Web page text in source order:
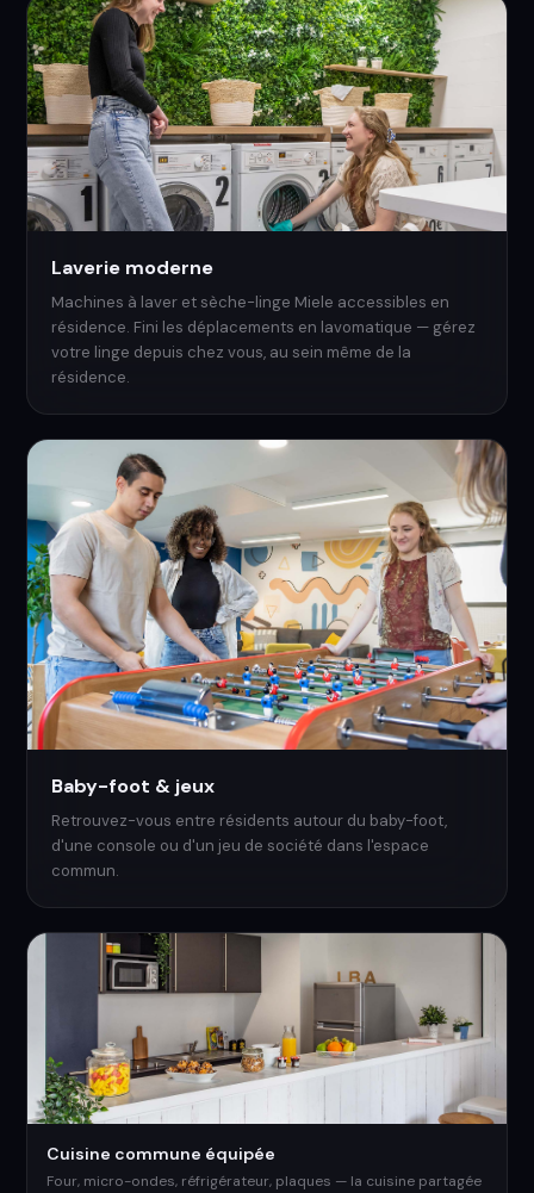
Laverie moderne
Machines à laver et sèche-linge Miele accessibles en
résidence. Fini les déplacements en lavomatique — gérez
votre linge depuis chez vous, au sein même de la
résidence.
Baby-foot & jeux
Retrouvez-vous entre résidents autour du baby-foot,
d'une console ou d'un jeu de société dans l'espace
commun.
Cuisine commune équipée
Four, micro-ondes, réfrigérateur, plaques — la cuisine partagée